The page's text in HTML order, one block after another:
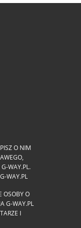
O NIM
WAY.PL.
WAY.PL
OSOBY O
G-WAY.PL
I